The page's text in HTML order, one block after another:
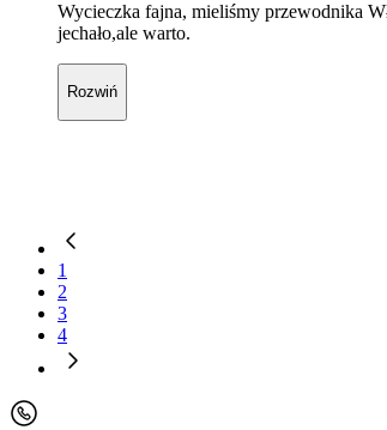
Wycieczka fajna, mieliśmy przewodnika
jechało,ale warto.
Rozwiń
1
2
3
4